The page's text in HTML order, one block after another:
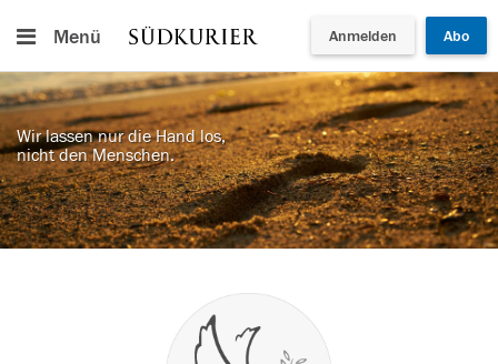
Menü Anmelden Abo
Wir lassen nur die Hand los,
nicht den Menschen.